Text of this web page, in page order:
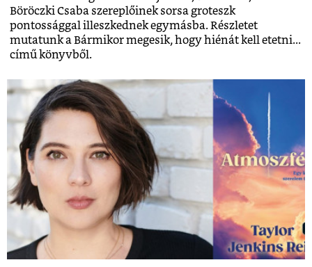
Böröczki Csaba szereplőinek sorsa groteszk
pontossággal illeszkednek egymásba. Részletet
mutatunk a Bármikor megesik, hogy hiénát kell etetni...
című könyvből.